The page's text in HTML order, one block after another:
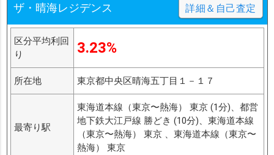
ザ・晴海レジデンス 詳細＆自己査定
区分平均利回
り
3.23%
所在地 東京都中央区晴海五丁目１－１７
最寄り駅
東海道本線（東京〜熱海） 東京 (1分)、都営
地下鉄大江戸線 勝どき (10分)、東海道本線
（東京〜熱海） 東京 、東海道本線（東京〜
熱海） 東京